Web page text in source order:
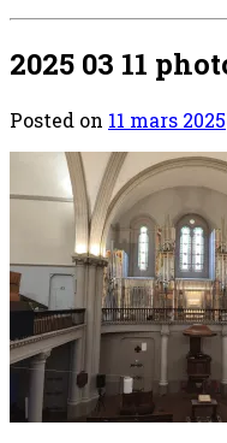
2025 03 11
Posted on 11 mars 2025